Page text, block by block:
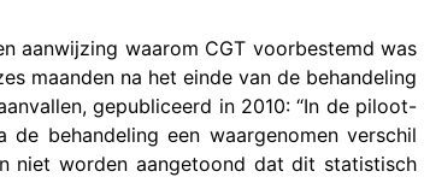
aanwijzing waarom CGT voorbestemd was
maanden na het einde van de behandeling
gepubliceerd in 2010: “In de piloot-
behandeling een waargenomen verschil
niet worden aangetoond dat dit statistisch